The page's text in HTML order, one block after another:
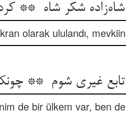
olarak ululandı,
de bir ülkem var, ben